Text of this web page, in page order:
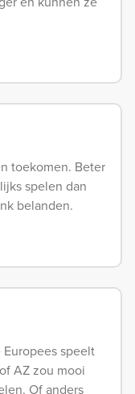
toekomen. Beter
spelen dan
belanden.
speelt
AZ zou mooi
Of anders